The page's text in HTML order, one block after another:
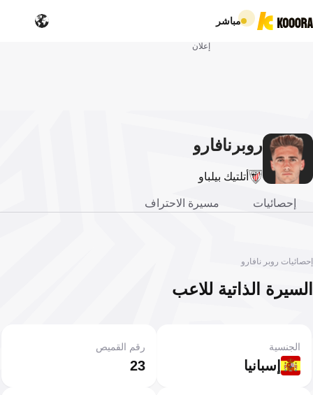
مباشر
إعلان
روبر نافارو
أتلتيك بيلباو
إحصائيات مسيرة الاحتراف
إحصائيات روبر نافارو
السيرة الذاتية للاعب
إسبانيا
الجنسية
23
رقم القميص